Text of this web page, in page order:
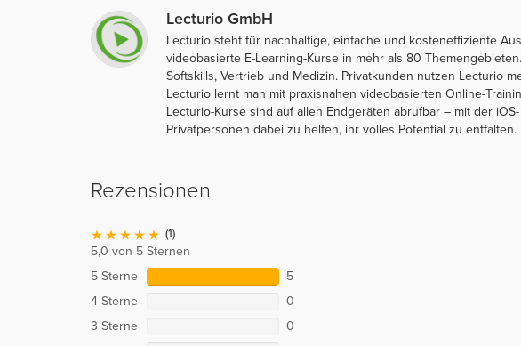
Lecturio GmbH
Lecturio steht für nachhaltige, einfache und kosteneffiziente
videobasierte E-Learning-Kurse in mehr als 80
Softskills, Vertrieb und Medizin. Privatkunden nutzen Lecturio
Lecturio lernt man mit praxisnahen videobasierten Online-
Lecturio-Kurse sind auf allen Endgeräten abrufbar – mit der
Privatpersonen dabei zu helfen, ihr volles Potential zu entfalten.
Rezensionen
(1)
5,0 von 5 Sternen
5 Sterne
5
4 Sterne
0
3 Sterne
0